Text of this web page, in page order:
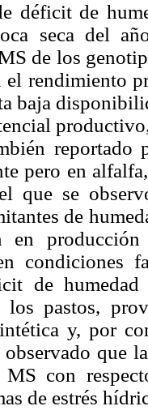
déficit de
seca del
de los
el rendimiento
baja
pero en
que se
de
en
condiciones
de
los pastos,
y, por
observado que
con
de estrés